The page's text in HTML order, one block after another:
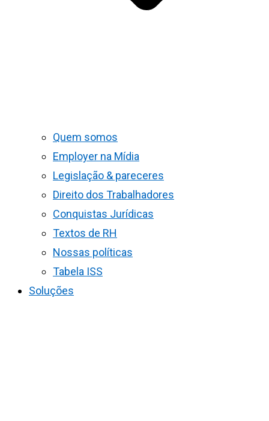
Quem somos
Employer na Mídia
Legislação & pareceres
Direito dos Trabalhadores
Conquistas Jurídicas
Textos de RH
Nossas políticas
Tabela ISS
Soluções